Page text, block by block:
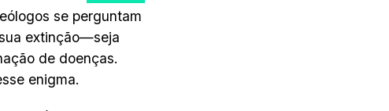
se perguntam
extinção—seja
de doenças.
enigma.